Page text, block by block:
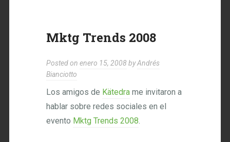
Mktg Trends 2008
Posted onenero 15, 2008 byAndrés
Bianciotto
Los amigos de Kätedra me invitaron a
hablar sobre redes sociales en el
evento Mktg Trends 2008.